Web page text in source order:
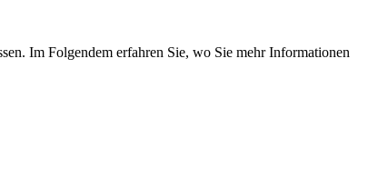
Im Folgendem erfahren Sie, wo Sie mehr Informationen